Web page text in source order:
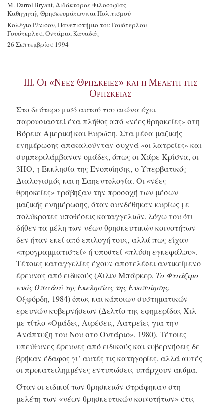
M. Darrol Bryant, Διδάκτορας Φιλοσοφίας
Καθηγητής Θρησκευμάτων και Πολιτισμού
Κολέγιο Ρένισον, Πανεπιστήμιο του Γουότερλου
Γουότερλου, Οντάριο, Καναδάς
26 Σεπτεμβρίου 1994
III. Οι «Νεες Θρησκειες» και η Μελετη της
Θρησκειας
Στο δεύτερο μισό αυτού του αιώνα έχει
παρουσιαστεί ένα πλήθος από «νέες θρησκείες» στη
Βόρεια Αμερική και Ευρώπη. Στα μέσα μαζικής
ενημέρωσης αποκαλούνταν συχνά «οι λατρείες» και
συμπεριλάμβαναν ομάδες, όπως οι Χάρε Κρίσνα, οι
3ΗΟ, η Εκκλησία της Ενοποίησης, ο Υπερβατικός
Διαλογισμός και η Σαηεντολογία. Οι «νέες
θρησκείες» τράβηξαν την προσοχή των μέσων
μαζικής ενημέρωσης, όταν συνδέθηκαν κυρίως με
πολύκροτες υποθέσεις καταγγελιών, λόγω του ότι
δήθεν τα μέλη των νέων θρησκευτικών κοινοτήτων
δεν ήταν εκεί από επιλογή τους, αλλά πως είχαν
«προγραμματιστεί» ή υποστεί «πλύση εγκεφάλου».
Τέτοιες καταγγελίες έχουν αποτελέσει αντικείμενο
έρευνας από ειδικούς (Άιλιν Μπάρκερ, Το Φτιάξιμο
ενός Οπαδού της Εκκλησίας της Ενοποίησης,
Οξφόρδη, 1984) όπως και κάποιων συστηματικών
ερευνών κυβερνήσεων (Δελτίο της εφημερίδας Χιλ
με τίτλο «Ομάδες, Αιρέσεις, Λατρείες για την
Ανάπτυξη του Νου στο Οντάριο», 1980). Τέτοιες
υπεύθυνες έρευνες από ειδικούς και κυβερνήσεις δε
βρήκαν έδαφος γι’ αυτές τις κατηγορίες, αλλά αυτές
οι προκατειλημμένες εντυπώσεις υπάρχουν ακόμα.
Όταν οι ειδικοί των θρησκειών στράφηκαν στη
μελέτη των «νέων θρησκευτικών κοινοτήτων» στις